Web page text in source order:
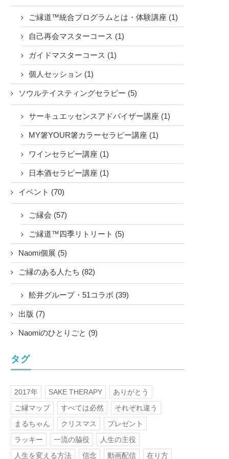
ご縁道™統合プログラムとは・体験講座 (1)
自己再会マスターコース (1)
ガイドマスターコース (1)
個人セッション (1)
ソウルテイスティングセラピー (5)
サーキュエッセンスアドバイザー講座 (1)
MY箸YOUR箸カラーセラピー講座 (1)
ワインセラピー講座 (1)
日本酒セラピー講座 (1)
イベント (70)
ご縁会 (57)
ご縁道™四季リトリート (5)
Naomi個展 (5)
ご縁のある人たち (82)
舩井グループ・51コラボ (39)
出版 (7)
Naomiのひとりごと (9)
タグ
2017年 SAKE THERAPY
ありがとう
ご縁マップ
すべては必然
それぞれ違う
まるちゃん
クリスマス
プレゼント
ラッキー
一流の脇役
人生の主役
人生を変える方法
信念 動画配信 在り方